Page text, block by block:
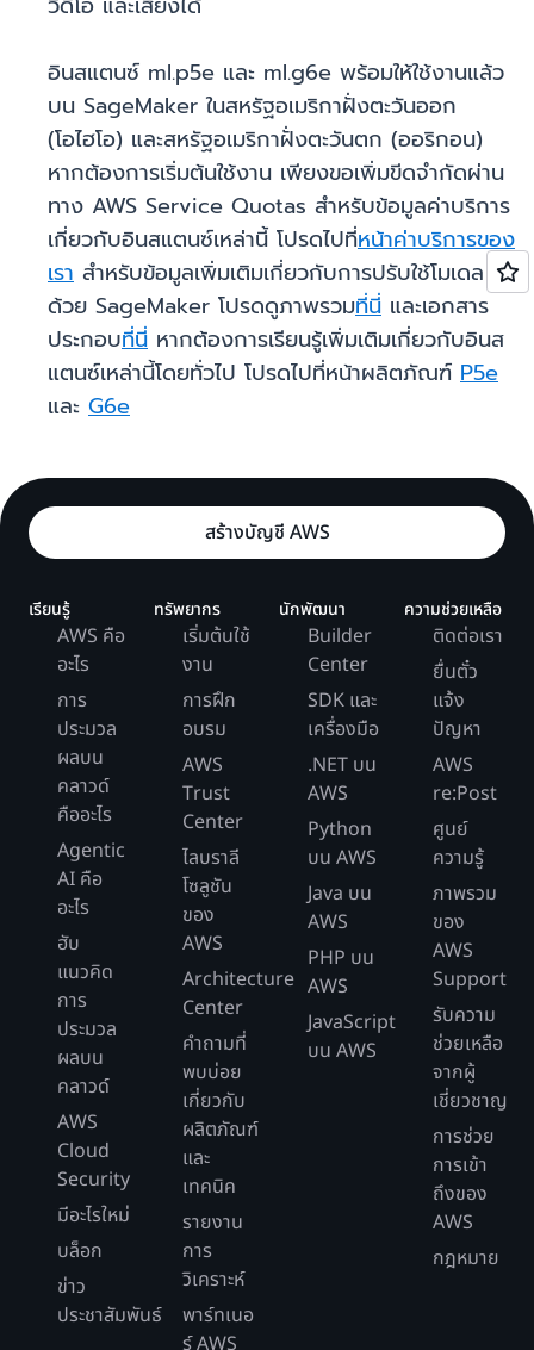
อินสแตนซ์ ml.p5e และ ml.g6e พร้อมให้ใช้งานแล้ว
บน SageMaker ในสหรัฐอเมริกาฝั่งตะวันออก
(โอไฮโอ) และสหรัฐอเมริกาฝั่งตะวันตก (ออริกอน)
หากต้องการเริ่มต้นใช้งาน เพียงขอเพิ่มขีดจำกัดผ่าน
ทาง AWS Service Quotas สำหรับข้อมูลค่าบริการ
เกี่ยวกับอินสแตนซ์เหล่านี้ โปรดไปที่หน้าค่าบริการของ
เรา สำหรับข้อมูลเพิ่มเติมเกี่ยวกับการปรับใช้โมเดล
ด้วย SageMaker โปรดดูภาพรวมที่นี่ และเอกสาร
ประกอบที่นี่ หากต้องการเรียนรู้เพิ่มเติมเกี่ยวกับอินส
แตนซ์เหล่านี้โดยทั่วไป โปรดไปที่หน้าผลิตภัณฑ์ P5e
และ G6e
สร้างบัญชี AWS
เรียนรู้
AWS คือ
อะไร
การ
ประมวล
ผลบน
คลาวด์
คืออะไร
Agentic
AI คือ
อะไร
ฮับ
แนวคิด
การ
ประมวล
ผลบน
คลาวด์
AWS
Cloud
Security
มีอะไรใหม่
บล็อก
ข่าว
ประชาสัมพันธ์
ทรัพยากร
เริ่มต้นใช้
งาน
การฝึก
อบรม
AWS
Trust
Center
ไลบราลี
โซลูชัน
ของ
AWS
Architecture
Center
คำถามที่
พบบ่อย
เกี่ยวกับ
ผลิตภัณฑ์
และ
เทคนิค
รายงาน
การ
วิเคราะห์
พาร์ทเนอ
นักพัฒนา
Builder
Center
SDK และ
เครื่องมือ
.NET บน
AWS
Python
บน AWS
Java บน
AWS
PHP บน
AWS
JavaScript
บน AWS
ความช่วยเหลือ
ติดต่อเรา
ยื่นตั๋ว
แจ้ง
ปัญหา
AWS
re:Post
ศูนย์
ความรู้
ภาพรวม
ของ
AWS
Support
รับความ
ช่วยเหลือ
จากผู้
เชี่ยวชาญ
การช่วย
การเข้า
ถึงของ
AWS
กฎหมาย